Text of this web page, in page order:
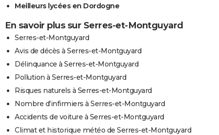
Meilleurs lycées en Dordogne
En savoir plus sur Serres-et-Montguyard
Serres-et-Montguyard
Avis de décès à Serres-et-Montguyard
Délinquance à Serres-et-Montguyard
Pollution à Serres-et-Montguyard
Risques naturels à Serres-et-Montguyard
Nombre d'infirmiers à Serres-et-Montguyard
Accidents de voiture à Serres-et-Montguyard
Climat et historique météo de Serres-et-Montguyard